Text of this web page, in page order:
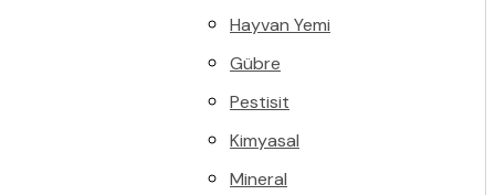
Hayvan Yemi
Gübre
Pestisit
Kimyasal
Mineral